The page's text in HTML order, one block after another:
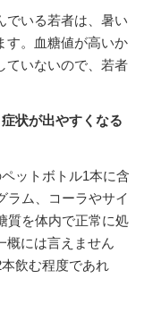
でいる若者は、暑い
す。血糖値が高いか
ていないので、若者
状が出やすくなる
ットボトル1本に含
ラム、コーラやサイ
質を体内で正常に処
概には言えません
飲む程度であれ